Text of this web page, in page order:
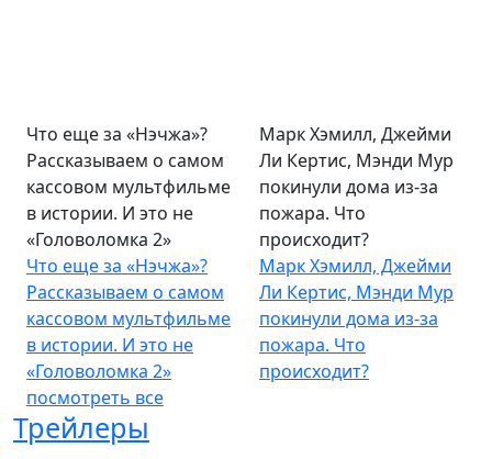
Что еще за «Нэчжа»?
Рассказываем о самом
кассовом мультфильме
в истории. И это не
«Головоломка 2»
Что еще за «Нэчжа»?
Рассказываем о самом
кассовом мультфильме
в истории. И это не
«Головоломка 2»
Марк Хэмилл, Джейми
Ли Кертис, Мэнди Мур
покинули дома из-за
пожара. Что
происходит?
Марк Хэмилл, Джейми
Ли Кертис, Мэнди Мур
покинули дома из-за
пожара. Что
происходит?
посмотреть все
Трейлеры